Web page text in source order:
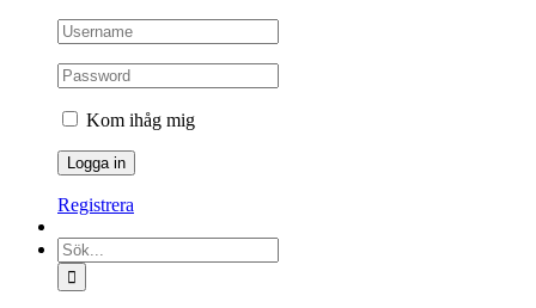
Kom ihåg mig
Registrera
Sök
efter: